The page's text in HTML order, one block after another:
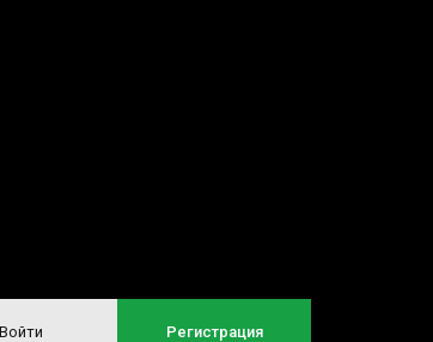
Войти Регистрация